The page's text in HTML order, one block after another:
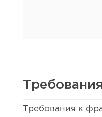
Требования к